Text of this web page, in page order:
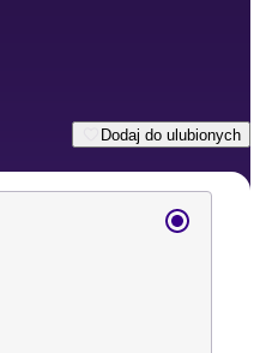
Dodaj do ulubionych